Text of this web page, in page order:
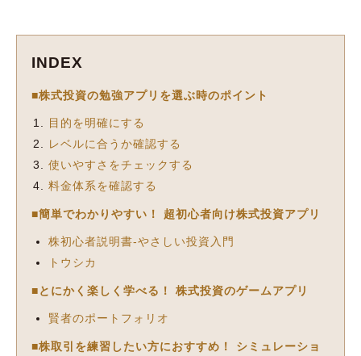
INDEX
■株式投資の勉強アプリを選ぶ時のポイント
目的を明確にする
レベルに合うか確認する
使いやすさをチェックする
料金体系を確認する
■簡単でわかりやすい！ 超初心者向け株式投資アプリ
株初心者説明書-やさしい投資入門
トウシカ
■とにかく楽しく学べる！ 株式投資のゲームアプリ
賢者のポートフォリオ
■株取引を練習したい方におすすめ！ シミュレーショ